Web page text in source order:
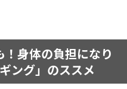
身体の負担になり
ング」のススメ